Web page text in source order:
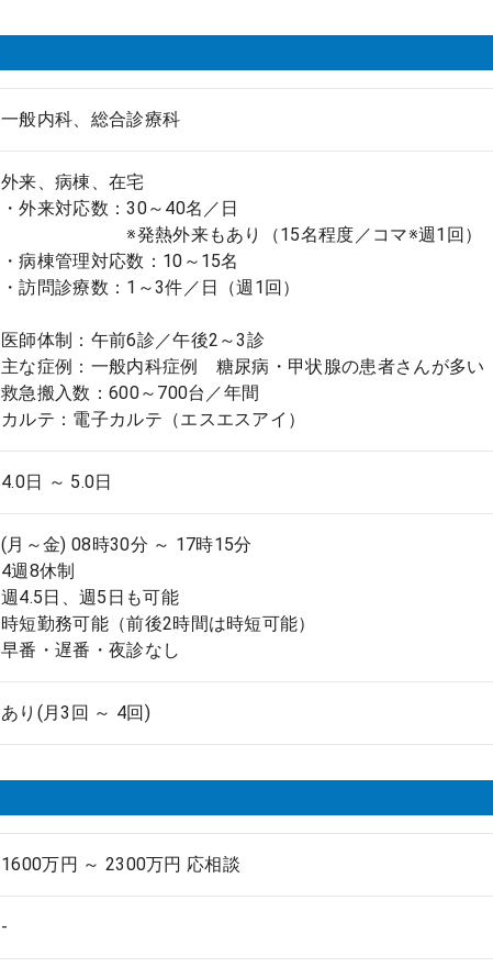
一般内科、総合診療科
外来、病棟、在宅
・外来対応数：30～40名／日
※発熱外来もあり（15名程度／コマ※週1回）
・病棟管理対応数：10～15名
・訪問診療数：1～3件／日（週1回）
医師体制：午前6診／午後2～3診
主な症例：一般内科症例 糖尿病・甲状腺の患者さんが多い
救急搬入数：600～700台／年間
カルテ：電子カルテ（エスエスアイ）
4.0日 ～ 5.0日
(月～金) 08時30分 ～ 17時15分
4週8休制
週4.5日、週5日も可能
時短勤務可能（前後2時間は時短可能）
早番・遅番・夜診なし
あり(月3回 ～ 4回)
1600万円 ～ 2300万円 応相談
-